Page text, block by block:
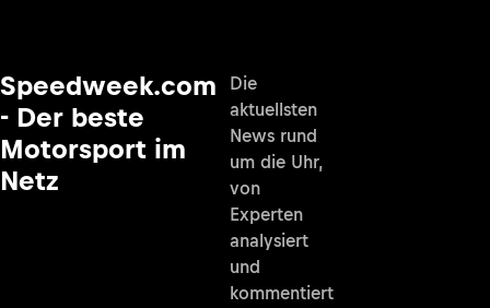
Speedweek.com
- Der beste
Motorsport im
Netz
Die
aktuellsten
News rund
um die Uhr,
von
Experten
analysiert
und
kommentiert